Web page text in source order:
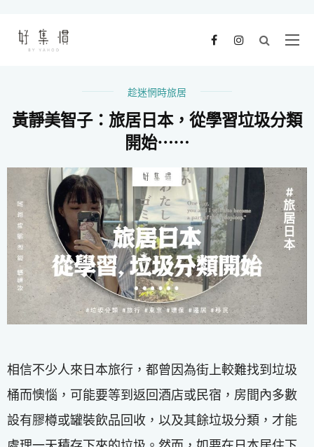
趁迷惘時旅居
黃靜美智子：旅居日本，從學習垃圾分類
開始⋯⋯
相信不少人來日本旅行，都曾因為街上較難找到垃圾
桶而懊惱，可能要等到返回酒店或民宿，房間內多數
設有膠樽或罐裝飲品回收，以及其餘垃圾分類，才能